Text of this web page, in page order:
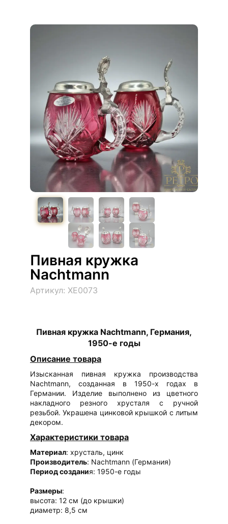
Пивная кружка
Nachtmann
Артикул: ХЕ0073
Пивная кружка Nachtmann, Германия,
1950-е годы
Описание товара
Изысканная пивная кружка производства
Nachtmann, созданная в 1950-х годах в
Германии. Изделие выполнено из цветного
накладного резного хрусталя с ручной
резьбой. Украшена цинковой крышкой с литым
декором.
Характеристики товара
Материал: хрусталь, цинк
Производитель: Nachtmann (Германия)
Период создания: 1950-е годы
Размеры:
высота: 12 см (до крышки)
диаметр: 8,5 см